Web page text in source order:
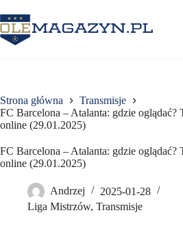
do
treści
Strona główna
Transmisje
FC Barcelona – Atalanta: gdzie oglądać?
online (29.01.2025)
FC Barcelona – Atalanta: gdzie oglądać?
online (29.01.2025)
Andrzej
2025-01-28
Liga Mistrzów, Transmisje